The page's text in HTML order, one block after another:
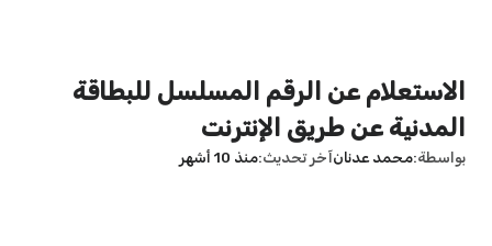
الاستعلام عن الرقم المسلسل للبطاقة
المدنية عن طريق الإنترنت
بواسطة محمد عدنانآخر تحديث منذ 10 أشهر